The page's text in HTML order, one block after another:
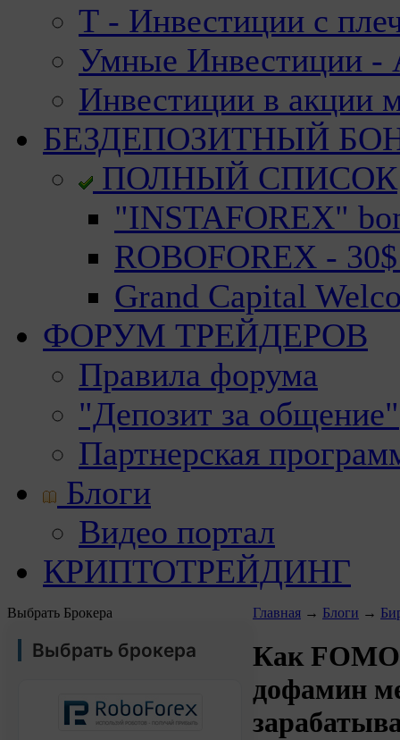
Т - Инвестиции с
Умные Инвестиции -
Инвестиции в акции
БЕЗДЕПОЗИТНЫЙ
ПОЛНЫЙ СПИСОК
"INSTAFOREX"
ROBOFOREX -
Grand Capital
ФОРУМ ТРЕЙДЕРОВ
Правила форума
"Депозит за общение"
Партнерская
Блоги
Видео портал
КРИПТОТРЕЙДИНГ
Выбрать Брокера
Выбрать брокера
Главная → Блоги →
Как
дофамин